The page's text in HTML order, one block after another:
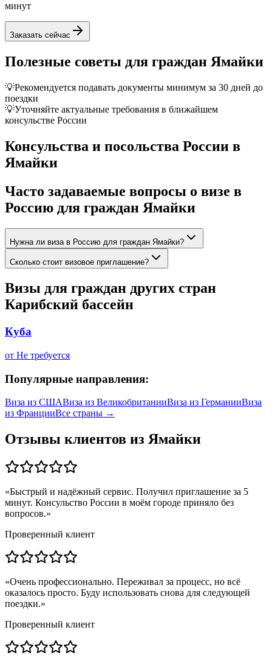
минут
Заказать сейчас
Полезные советы для граждан Ямайки
💡Рекомендуется подавать документы минимум за 30 дней до
поездки
💡Уточняйте актуальные требования в ближайшем
консульстве России
Консульства и посольства России в
Ямайки
Часто задаваемые вопросы о визе в
Россию для граждан Ямайки
Нужна ли виза в Россию для граждан Ямайки?
Сколько стоит визовое приглашение?
Визы для граждан других стран
Карибский бассейн
Куба
от Не требуется
Популярные направления:
Виза из СШАВиза из ВеликобританииВиза из ГерманииВиза
из ФранцииВсе страны →
Отзывы клиентов из Ямайки
«Быстрый и надёжный сервис. Получил приглашение за 5
минут. Консульство России в моём городе приняло без
вопросов.»
Проверенный клиент
«Очень профессионально. Переживал за процесс, но всё
оказалось просто. Буду использовать снова для следующей
поездки.»
Проверенный клиент